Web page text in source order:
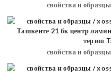
свойства и
свойства и